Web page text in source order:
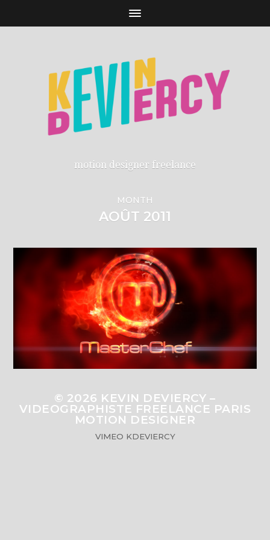
motion designer freelance
MONTH
AOÛT 2011
© 2026 KEVIN DEVIERCY –
VIDEOGRAPHISTE FREELANCE PARIS
MOTION DESIGNER
VIMEO KDEVIERCY